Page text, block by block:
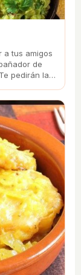
a tus amigos
de
pedirán la